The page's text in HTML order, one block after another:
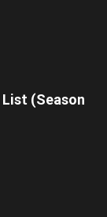
(Season